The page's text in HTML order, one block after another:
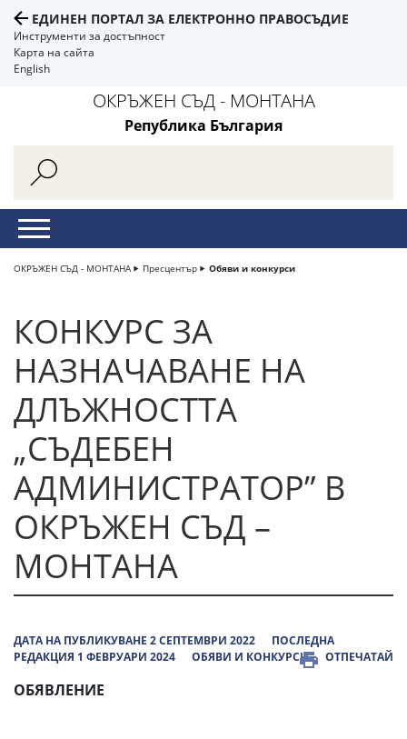
ЕДИНЕН ПОРТАЛ ЗА ЕЛЕКТРОННО ПРАВОСЪДИЕ
Инструменти за достъпност
Карта на сайта
English
ОКРЪЖЕН СЪД - МОНТАНА
Република България
ОКРЪЖЕН СЪД - МОНТАНА Пресцентър Обяви и конкурси
КОНКУРС ЗА
НАЗНАЧАВАНЕ НА
ДЛЪЖНОСТТА
„СЪДЕБЕН
АДМИНИСТРАТОР” В
ОКРЪЖЕН СЪД –
МОНТАНА
ДАТА НА ПУБЛИКУВАНЕ 2 СЕПТЕМВРИ 2022
ПОСЛЕДНА
РЕДАКЦИЯ 1 ФЕВРУАРИ 2024
ОБЯВИ И КОНКУРСИ ОТПЕЧАТАЙ
ОБЯВЛЕНИЕ